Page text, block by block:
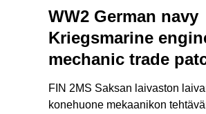
WW2 German navy
Kriegsmarine
mechanic trade
FIN 2MS Saksan laivaston
konehuone mekaanikon